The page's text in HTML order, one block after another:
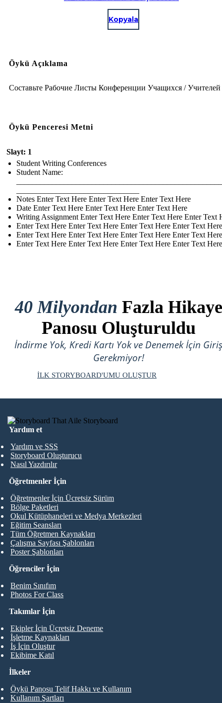
Kopyala
Öykü Açıklama
Составьте Рабочие Листы Конференции Учащихся / Учителей
Öykü Penceresi Metni
Slayt: 1
Student Writing Conferences
Student Name:
Notes Enter Text Here Enter Text Here Enter Text Here
Date Enter Text Here Enter Text Here Enter Text Here
Writing Assignment Enter Text Here Enter Text Here Enter Text
Enter Text Here Enter Text Here Enter Text Here Enter Text Here
Enter Text Here Enter Text Here Enter Text Here Enter Text Here
Enter Text Here Enter Text Here Enter Text Here Enter Text Here
40 Milyondan Fazla Hikaye
Panosu Oluşturuldu
İndirme Yok, Kredi Kartı Yok ve Denemek İçin Giriş
Gerekmiyor!
İLK STORYBOARD'UMU OLUŞTUR
Yardım et
Yardım ve SSS
Storyboard Oluşturucu
Nasıl Yazdırılır
Öğrenciler İçin
Benim Sınıfım
Photos For Class
Öğretmenler İçin
Öğretmenler İçin Ücretsiz Sürüm
Bölge Paketleri
Okul Kütüphaneleri ve Medya Merkezleri
Eğitim Seansları
Tüm Öğretmen Kaynakları
Çalışma Sayfası Şablonları
Poster Şablonları
Takımlar İçin
Ekipler İçin Ücretsiz Deneme
İşletme Kaynakları
İş İçin Oluştur
Ekibime Katıl
İlkeler
Öykü Panosu Telif Hakkı ve Kullanım
Kullanım Şartları